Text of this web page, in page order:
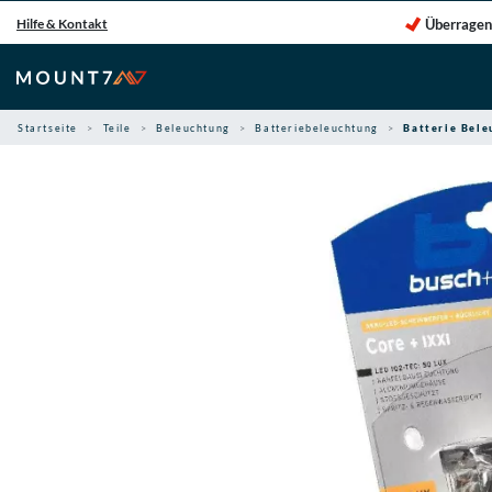
Inhalt
springen
Hilfe & Kontakt
Startseite Teile Beleuchtung Batteriebeleuchtung Batterie